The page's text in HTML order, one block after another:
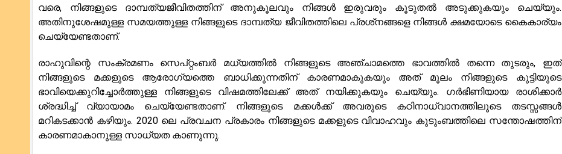
വരെ, നിങ്ങളുടെ ദാമ്പത്യജീവിതത്തിന് അനുകൂലവും നിങ്ങൾ ഇരുവരും കൂടുതൽ അടുക്കുകയും ചെയ്യും.
അതിനുശേഷമുള്ള സമയത്തുള്ള നിങ്ങളുടെ ദാമ്പത്യ ജീവിതത്തിലെ പ്രശ്‌നങ്ങളെ നിങ്ങൾ ക്ഷമയോടെ കൈകാര്യം
ചെയ്യേണ്ടതാണ്.
രാഹുവിന്റെ സംക്രമണം സെപ്റ്റംബർ മധ്യത്തിൽ നിങ്ങളുടെ അഞ്ചാമത്തെ ഭാവത്തിൽ തന്നെ തുടരും, ഇത്
നിങ്ങളുടെ മക്കളുടെ ആരോഗ്യത്തെ ബാധിക്കുന്നതിന് കാരണമാകുകയും അത് മൂലം നിങ്ങളുടെ കുട്ടിയുടെ
ഭാവിയെക്കുറിച്ചോർത്തുള്ള നിങ്ങളുടെ വിഷമത്തിലേക്ക് അത് നയിക്കുകയും ചെയ്യും. ഗർഭിണിയായ രാശിക്കാർ
ശ്രദ്ധിച്ച് വ്യായാമം ചെയ്യേണ്ടതാണ്. നിങ്ങളുടെ മക്കൾക്ക് അവരുടെ കഠിനാധ്വാനത്തിലൂടെ തടസ്സങ്ങൾ
മറികടക്കാൻ കഴിയും. 2020 ലെ പ്രവചന പ്രകാരം നിങ്ങളുടെ മക്കളുടെ വിവാഹവും കുടുംബത്തിലെ സന്തോഷത്തിന്
കാരണമാകാനുള്ള സാധ്യത കാണുന്നു.